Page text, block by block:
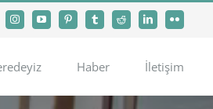
InstagramYouTubePinterestTumblrReddit LinkedInFlickr
Haber İletişim